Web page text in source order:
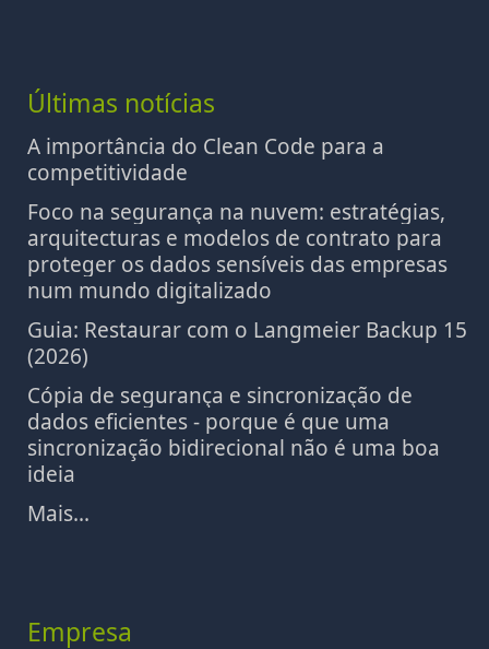
Últimas notícias
A importância do Clean Code para a
competitividade
Foco na segurança na nuvem: estratégias,
arquitecturas e modelos de contrato para
proteger os dados sensíveis das empresas
num mundo digitalizado
Guia: Restaurar com o Langmeier Backup 15
(2026)
Cópia de segurança e sincronização de
dados eficientes - porque é que uma
sincronização bidirecional não é uma boa
ideia
Mais...
Empresa